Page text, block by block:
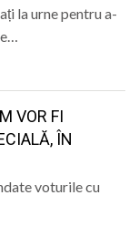
la urne pentru a-
VOR FI
ÎN
voturile cu